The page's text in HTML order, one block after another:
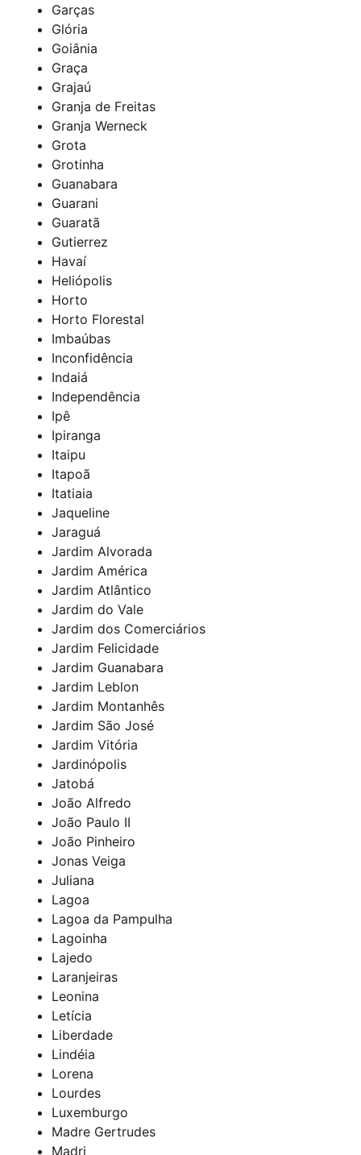
Garças
Glória
Goiânia
Graça
Grajaú
Granja de Freitas
Granja Werneck
Grota
Grotinha
Guanabara
Guarani
Guaratã
Gutierrez
Havaí
Heliópolis
Horto
Horto Florestal
Imbaúbas
Inconfidência
Indaiá
Independência
Ipê
Ipiranga
Itaipu
Itapoã
Itatiaia
Jaqueline
Jaraguá
Jardim Alvorada
Jardim América
Jardim Atlântico
Jardim do Vale
Jardim dos Comerciários
Jardim Felicidade
Jardim Guanabara
Jardim Leblon
Jardim Montanhês
Jardim São José
Jardim Vitória
Jardinópolis
Jatobá
João Alfredo
João Paulo II
João Pinheiro
Jonas Veiga
Juliana
Lagoa
Lagoa da Pampulha
Lagoinha
Lajedo
Laranjeiras
Leonina
Letícia
Liberdade
Lindéia
Lorena
Lourdes
Luxemburgo
Madre Gertrudes
Madri